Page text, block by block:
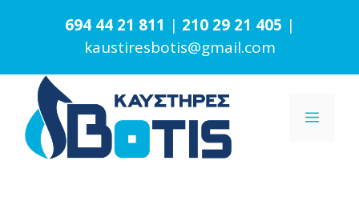
694 44 21 811 | 210 29 21 405 |
kaustiresbotis@gmail.com